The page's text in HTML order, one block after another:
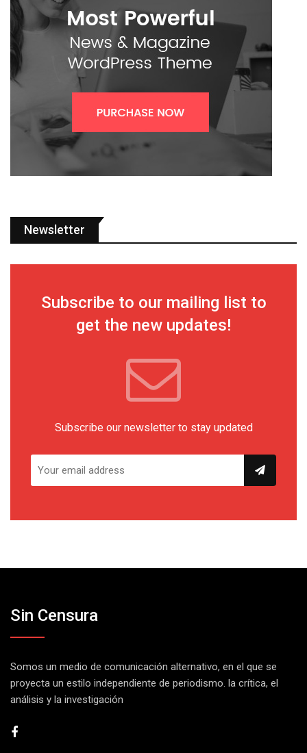
Newsletter
Subscribe to our mailing list to
get the new updates!
Subscribe our newsletter to stay updated
Sin Censura
Somos un medio de comunicación alternativo, en el que se
proyecta un estilo independiente de periodismo. la crítica, el
análisis y la investigación